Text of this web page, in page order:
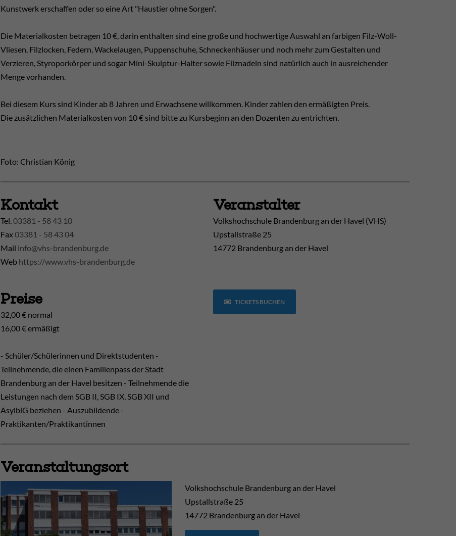
Kunstwerk erschaffen oder so eine Art "Haustier ohne Sorgen".
Die Materialkosten betragen 10 €, darin enthalten sind eine große und hochwertige Auswahl an farbigen Filz-Woll-
Vliesen, Filzlocken, Federn, Wackelaugen, Puppenschuhe, Schneckenhäuser und noch mehr zum Gestalten und
Verzieren, Styroporkörper und sogar Mini-Skulptur-Halter sowie Filznadeln sind natürlich auch in ausreichender
Menge vorhanden.
Bei diesem Kurs sind Kinder ab 8 Jahren und Erwachsene willkommen. Kinder zahlen den ermäßigten Preis.
Die zusätzlichen Materialkosten von 10 € sind bitte zu Kursbeginn an den Dozenten zu entrichten.
Foto: Christian König
Kontakt
Tel. 03381 - 58 43 10
Fax03381 - 58 43 04
Mail info@vhs-brandenburg.de
Web https://www.vhs-brandenburg.de
Veranstalter
Volkshochschule Brandenburg an der Havel (VHS)
Upstallstraße 25
14772 Brandenburg an der Havel
Preise
32,00 € normal
16,00 € ermäßigt
- Schüler/Schülerinnen und Direktstudenten -
Teilnehmende, die einen Familienpass der Stadt
Brandenburg an der Havel besitzen - Teilnehmende die
Leistungen nach dem SGB II, SGB IX, SGB XII und
AsylblG beziehen - Auszubildende -
Praktikanten/Praktikantinnen
TICKETS BUCHEN
Veranstaltungsort
Volkshochschule Brandenburg an der Havel
Upstallstraße 25
14772 Brandenburg an der Havel